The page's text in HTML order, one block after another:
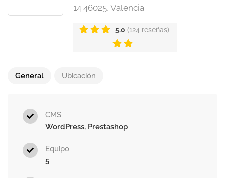
14 46025, Valencia
5.0 (124 reseñas)
General Ubicación
CMS
WordPress, Prestashop
Equipo
5